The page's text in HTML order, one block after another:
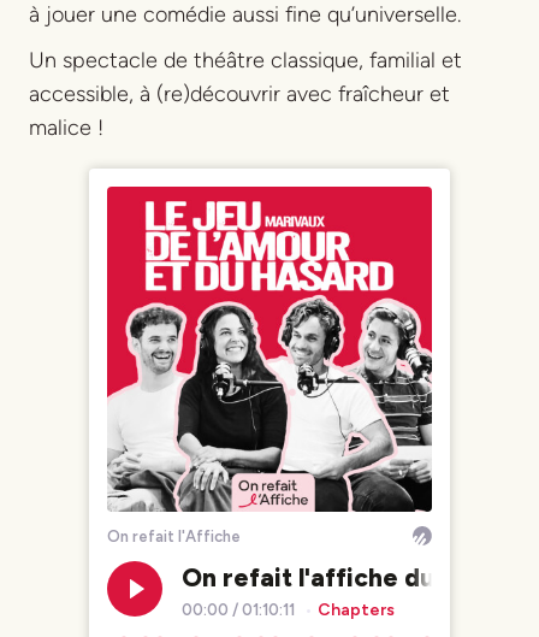
à jouer une comédie aussi fine qu’universelle.
Un spectacle de théâtre classique, familial et
accessible, à (re)découvrir avec fraîcheur et
malice !